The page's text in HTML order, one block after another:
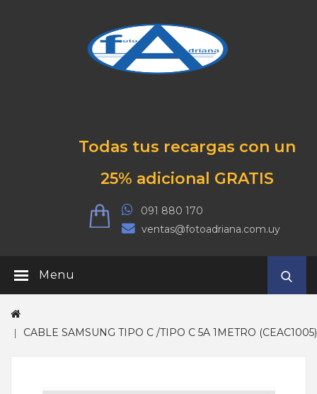
Todas tus recargas con un
25% adicional GRATIS
091 880 170
ventas@fotoadriana.com.uy
Menu
CABLE SAMSUNG TIPO C /TIPO C 5A 1METRO (CEAC1005)